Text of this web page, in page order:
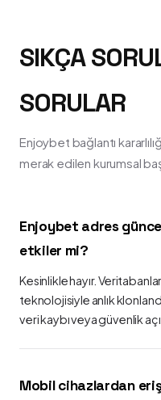
SIKÇA
SORULAR
Enjoybet bağlantı
merak edilen kurumsal
Enjoybet adres
etkiler mi?
Kesinlikle hayır.
teknolojisiyle anlık
veri kaybı veya güvenlik
Mobil cihazlardan